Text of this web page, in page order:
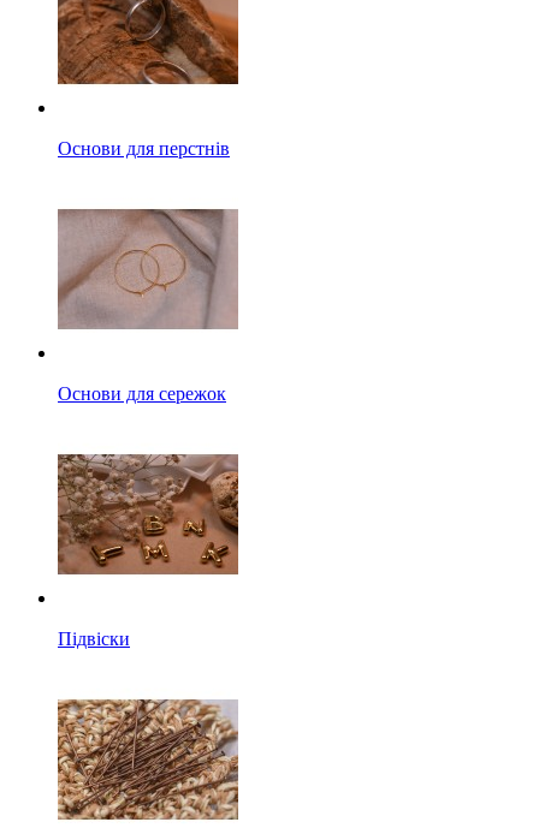
Основи для перстнів
Основи для сережок
Підвіски